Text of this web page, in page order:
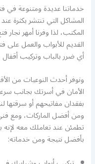
خدماتنا عديدة ومتنوعة في
المشاكل التي تنتشر بكثرة
المكتب، لذا وفرنا أمهر
القديم للأبواب والعمل
أي ضرر بالباب وتركيب
ونوفر أحدث النوعيات من
الأمان في أسرتك بجانب
بفقدان مفاتيحهم أو سرقتها
ومن أفضل الماركات، ومع
تطمئن عند تعاملك معه لإنه
بأفضل نتيجة ومن خدماته: